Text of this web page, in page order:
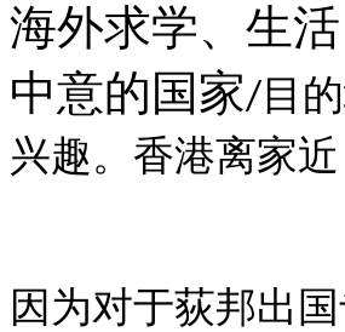
海外求学、生
中意的国家/ 目
兴趣。香港离家
因为对于荻邦出